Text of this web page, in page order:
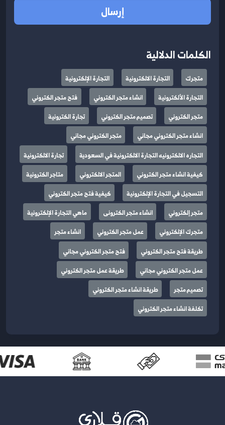
إرسال
الكلمات الدلالية
متجرك التجارة الالكترونية
التجارة الإلكترونية
التجارة الألكترونية
انشاء متجر الكتروني
فتح متجر الكتروني
متجر الكتروني
تصميم متجر الكتروني
تجارة الكترونية
انشاء متجر الكتروني مجاني
متجر الكتروني مجاني
التجاره الالكترونيه التجارة الالكترونية في السعودية
تجارة الالكترونية
كيفية انشاء متجر الكتروني
المتجر الالكتروني
متاجر الكترونية
التسجيل في التجارة الإلكترونية
كيفية فتح متجر الكتروني
متجر إلكتروني
انشاء متجر الكترونى
ماهي التجارة الإلكترونية
متجرك الإلكتروني
عمل متجر الكتروني
انشاء متجر
طريقة فتح متجر الكتروني
فتح متجر الكتروني مجاني
عمل متجر الكتروني مجاني
طريقة عمل متجر الكتروني
تصميم متجر
طريقة انشاء متجر الكتروني
تكلفة انشاء متجر الكتروني